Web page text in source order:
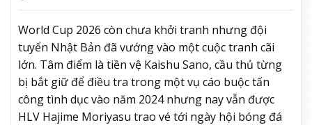
World Cup 2026 còn chưa khởi tranh nhưng đội
tuyển Nhật Bản đã vướng vào một cuộc tranh cãi
lớn. Tâm điểm là tiền vệ Kaishu Sano, cầu thủ từng
bị bắt giữ để điều tra trong một vụ cáo buộc tấn
công tình dục vào năm 2024 nhưng nay vẫn được
HLV Hajime Moriyasu trao vé tới ngày hội bóng đá